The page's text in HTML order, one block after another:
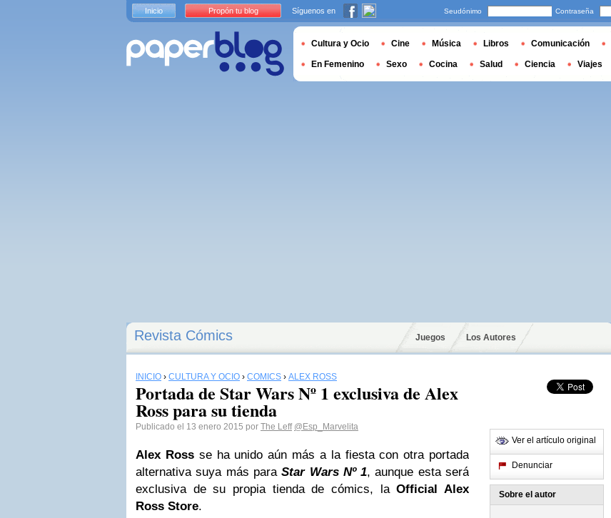
Revista Cómics Juegos Los Autores
INICIO › CULTURA Y OCIO › CÓMICS › ALEX ROSS
Portada de Star Wars Nº 1 exclusiva de Alex
Ross para su tienda
Publicado el 13 enero 2015 por The Leff @Esp_Marvelita
Alex Ross se ha unido aún más a la fiesta con otra portada
alternativa suya más paraStar Wars Nº 1, aunque esta será
exclusiva de su propia tienda de cómics, laOfficialAlex
Ross Store.
Ver el artículo original
Denunciar
Sobre el autor
Inicio Propón tu blog Síguenos en Seudónimo Contraseña
Cultura y Ocio Cine Música Libros Comunicación
En Femenino Sexo Cocina Salud Ciencia Viajes